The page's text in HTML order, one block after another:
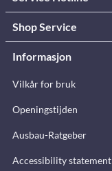
Shop Service
Informasjon
Vilkår for bruk
Openingstijden
Ausbau-Ratgeber
Accessibility statement